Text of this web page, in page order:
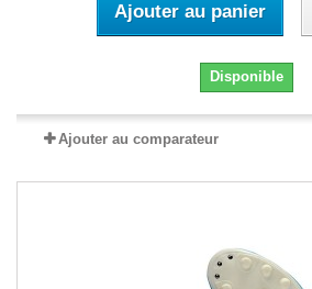
Ajouter au panier
Disponible
Ajouter au comparateur